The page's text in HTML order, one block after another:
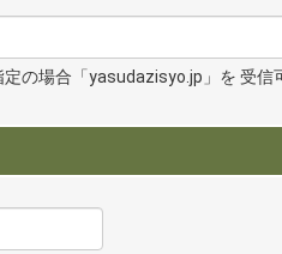
の場合「yasudazisyo.jp」を 受信